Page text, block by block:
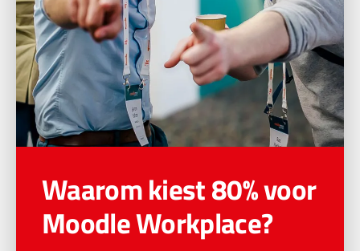
Waarom kiest 80% voor
Moodle Workplace?